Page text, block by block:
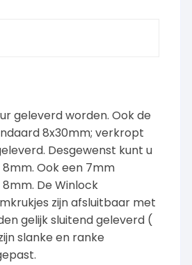
geleverd worden. Ook de
8x30mm; verkropt
Desgewenst kunt u
Ook een 7mm
De Winlock
zijn afsluitbaar met
gelijk sluitend geleverd (
slanke en ranke